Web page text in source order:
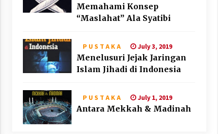
Memahami Konsep
“Maslahat” Ala Syatibi
P U S T A K A July 3, 2019
Menelusuri Jejak Jaringan
Islam Jihadi di Indonesia
P U S T A K A July 1, 2019
Antara Mekkah & Madinah